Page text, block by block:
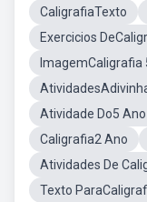
CaligrafiaTexto
Exercicios
ImagemCaligrafia
Atividade Do5
Caligrafia2 Ano
Atividades De
Texto